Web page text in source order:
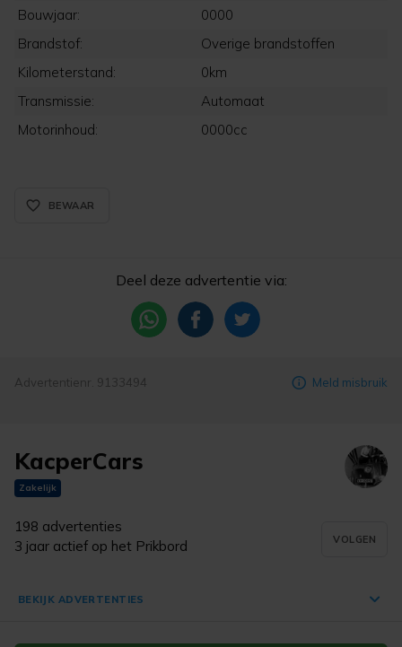
Bouwjaar:
0000
Brandstof:
Overige brandstoffen
Kilometerstand:
0km
Transmissie:
Automaat
Motorinhoud:
0000cc
favorite_border_rounded
BEWAAR
Deel deze advertentie via:
Advertentienr. 9133494 Meld misbruik
KacperCars
Zakelijk
198 advertenties
3 jaar actief op het Prikbord
VOLGEN
BEKIJK ADVERTENTIES